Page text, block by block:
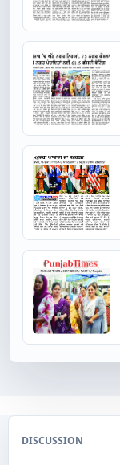
DISCUSSION